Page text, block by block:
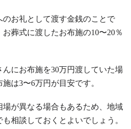
お礼として渡す金銭のことで
葬式に渡したお布施の10〜20％
にお布施を30万円渡していた場
は3〜6万円が目安です。
が異なる場合もあるため、地域
相談しておくとよいでしょう。